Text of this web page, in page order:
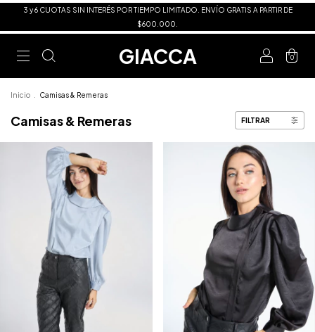
3 y 6 CUOTAS SIN INTERÉS POR TIEMPO LIMITADO. ENVÍO GRATIS A PARTIR DE
$600.000.
GIACCA 0
Inicio Camisas & Remeras
Camisas & Remeras FILTRAR